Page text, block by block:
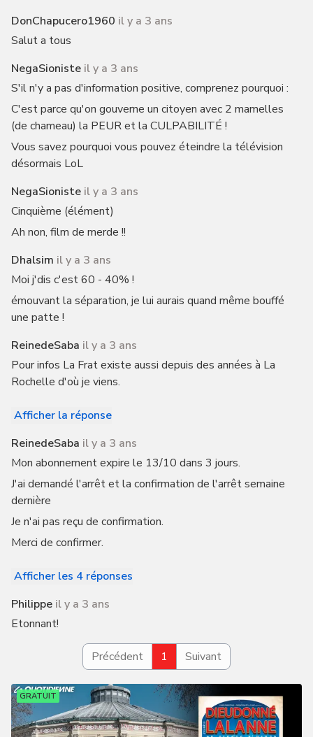
DonChapucero1960 il y a 3 ans
Salut a tous
NegaSioniste il y a 3 ans
S'il n'y a pas d'information positive, comprenez pourquoi :
C'est parce qu'on gouverne un citoyen avec 2 mamelles
(de chameau) la PEUR et la CULPABILITÉ !
Vous savez pourquoi vous pouvez éteindre la télévision
désormais LoL
NegaSioniste il y a 3 ans
Cinquième (élément)
Ah non, film de merde !!
Dhalsim il y a 3 ans
Moi j'dis c'est 60 - 40% !
émouvant la séparation, je lui aurais quand même bouffé
une patte !
ReinedeSaba il y a 3 ans
Pour infos La Frat existe aussi depuis des années à La
Rochelle d'où je viens.
Afficher la réponse
ReinedeSaba il y a 3 ans
Mon abonnement expire le 13/10 dans 3 jours.
J'ai demandé l'arrêt et la confirmation de l'arrêt semaine
dernière
Je n'ai pas reçu de confirmation.
Merci de confirmer.
Afficher les 4 réponses
Philippe il y a 3 ans
Etonnant!
Précédent 1 Suivant
GRATUIT